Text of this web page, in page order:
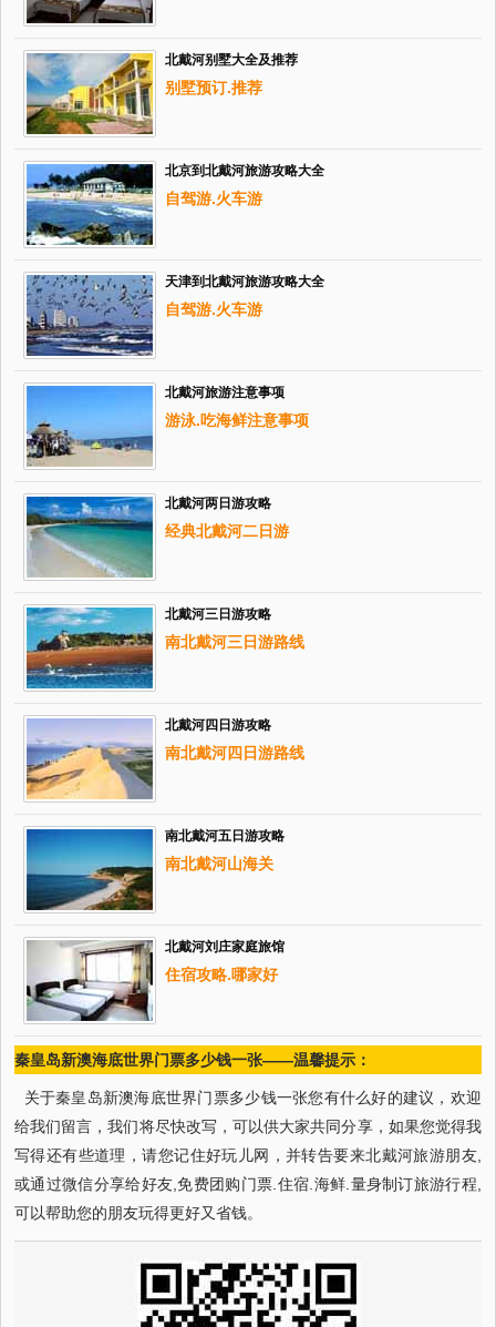
北戴河别墅大全及推荐
别墅预订.推荐
北京到北戴河旅游攻略大全
自驾游.火车游
天津到北戴河旅游攻略大全
自驾游.火车游
北戴河旅游注意事项
游泳.吃海鲜注意事项
北戴河两日游攻略
经典北戴河二日游
北戴河三日游攻略
南北戴河三日游路线
北戴河四日游攻略
南北戴河四日游路线
南北戴河五日游攻略
南北戴河山海关
北戴河刘庄家庭旅馆
住宿攻略.哪家好
秦皇岛新澳海底世界门票多少钱一张——温馨提示：
关于秦皇岛新澳海底世界门票多少钱一张您有什么好的建议，欢迎
给我们留言，我们将尽快改写，可以供大家共同分享，如果您觉得我
写得还有些道理，请您记住好玩儿网，并转告要来北戴河旅游朋友,
或通过微信分享给好友,免费团购门票.住宿.海鲜.量身制订旅游行程,
可以帮助您的朋友玩得更好又省钱。